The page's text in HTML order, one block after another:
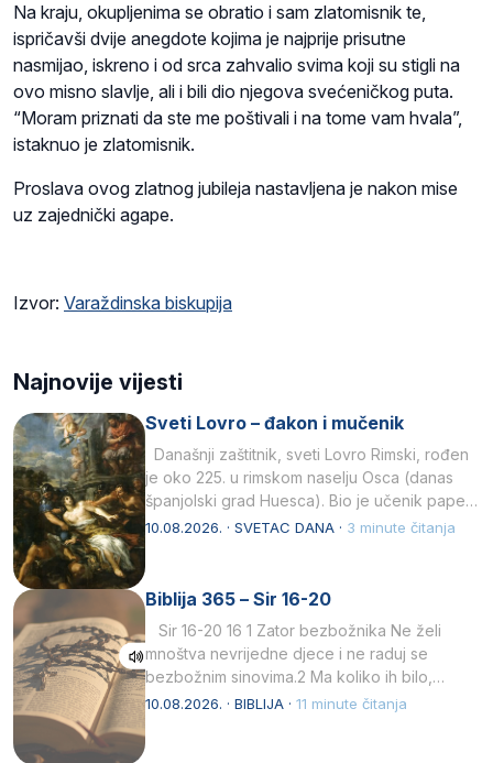
Na kraju, okupljenima se obratio i sam zlatomisnik te,
ispričavši dvije anegdote kojima je najprije prisutne
nasmijao, iskreno i od srca zahvalio svima koji su stigli na
ovo misno slavlje, ali i bili dio njegova svećeničkog puta.
“Moram priznati da ste me poštivali i na tome vam hvala”,
istaknuo je zlatomisnik.
Proslava ovog zlatnog jubileja nastavljena je nakon mise
uz zajednički agape.
Izvor: Varaždinska biskupija
Najnovije vijesti
Sveti Lovro – đakon i mučenik
Današnji zaštitnik, sveti Lovro Rimski, rođen
je oko 225. u rimskom naselju Osca (danas
španjolski grad Huesca). Bio je učenik pape…
10.08.2026. · SVETAC DANA · 3 minute čitanja
Biblija 365 – Sir 16-20
Sir 16-20 16 1 Zator bezbožnika Ne želi
mnoštva nevrijedne djece i ne raduj se
bezbožnim sinovima.2 Ma koliko ih bilo,…
10.08.2026. · BIBLIJA · 11 minute čitanja